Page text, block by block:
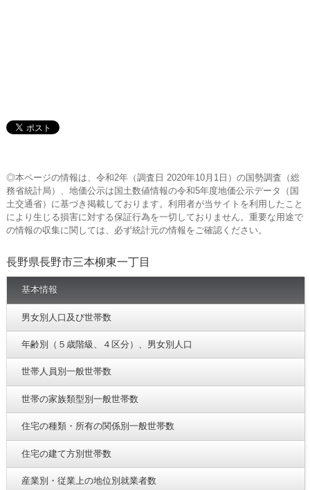
◎本ページの情報は、令和2年（調査日 2020年10月1日）の国勢調査（総
務省統計局）、地価公示は国土数値情報の令和5年度地価公示データ（国
土交通省）に基づき掲載しております。利用者が当サイトを利用したこと
により生じる損害に対する保証行為を一切しておりません。重要な用途で
の情報の収集に関しては、必ず統計元の情報をご確認ください。
長野県長野市三本柳東一丁目
基本情報
男女別人口及び世帯数
年齢別（５歳階級、４区分）、男女別人口
世帯人員別一般世帯数
世帯の家族類型別一般世帯数
住宅の種類・所有の関係別一般世帯数
住宅の建て方別世帯数
産業別・従業上の地位別就業者数